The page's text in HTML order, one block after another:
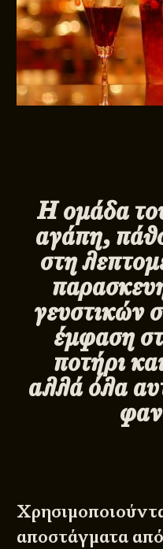
H ομάδα
αγάπη,
στη
γευστικών
έμφαση
ποτήρι
αλλά όλα
αποστάγματα